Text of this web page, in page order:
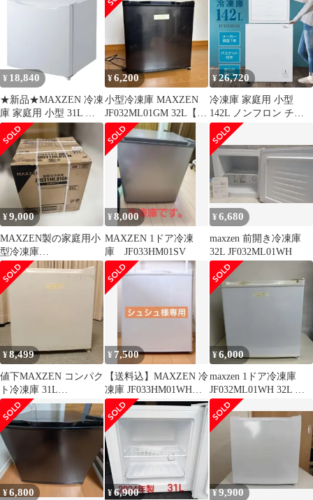
¥ 18,840
★新品★MAXZEN 冷凍
庫 家庭用 小型 31L コ
ンパクト ノンフロン チ
ェストフリーザー 右開
き フリーザー ストッカ
ー 冷凍 氷 食材 食品 食
糧 冷凍食品 保存 スト
ック キッチン家電 ホワ
イト JR031ML01WH マ
クスゼン 0a3f8e1b
¥6,200
小型冷凍庫 MAXZEN
JF032ML01GM 32L【中
古品】
¥26,720
冷凍庫 家庭用 小型
142L ノンフロン チェ
ストフリーザー 上開き
業務用 ストッカー 冷凍
冷凍食品 保存 ホワイト
MAXZEN
JF150ML01WH
¥9,000
MAXZEN製の家庭用小
型冷凍庫
「JR031ML01」
¥8,000
MAXZEN 1ドア冷凍
庫 JF033HM01SV
¥6,680
maxzen 前開き冷凍庫
32L JF032ML01WH
¥8,499
値下MAXZEN コンパク
ト冷凍庫 31L
JR031ML01WH冷凍冷
蔵切替可
¥ 7,500
【送料込】MAXZEN 冷
凍庫 JF033HM01WH
33L 小型
¥6,000
maxzen 1ドア冷凍庫
JF032ML01WH 32L 小
型冷凍庫
¥6,800 ¥6,900 ¥9,900